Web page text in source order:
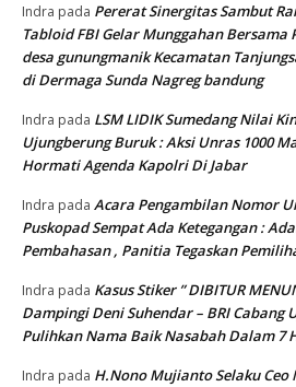
Indra pada Pererat Sinergitas Sambut
Tabloid FBI Gelar Munggahan Bersama
desa gunungmanik Kecamatan
di Dermaga Sunda Nagreg bandung
Indra pada LSM LIDIK Sumedang Nilai
Ujungberung Buruk : Aksi Unras 1000
Hormati Agenda Kapolri Di Jabar
Indra pada Acara Pengambilan Nomor
Puskopad Sempat Ada Ketegangan :
Pembahasan , Panitia Tegaskan
Indra pada Kasus Stiker ” DIBITUR
Dampingi Deni Suhendar – BRI Cabang
Pulihkan Nama Baik Nasabah Dalam 7
Indra pada H.Nono Mujianto Selaku Ceo